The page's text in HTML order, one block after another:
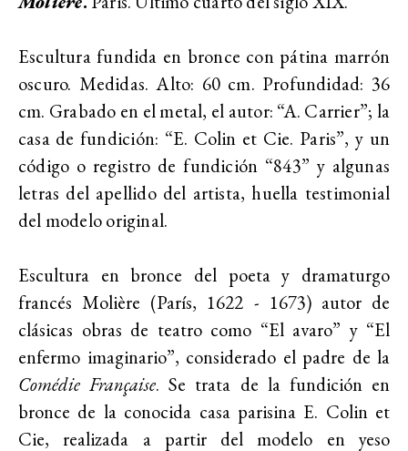
Escultura fundida en bronce con pátina marrón
oscuro. Medidas. Alto: 60 cm. Profundidad: 36
cm. Grabado en el metal, el autor: “A. Carrier”; la
casa de fundición: “E. Colin et Cie. Paris”, y un
código o registro de fundición “843” y algunas
letras del apellido del artista, huella testimonial
del modelo original.
Escultura en bronce del poeta y dramaturgo
francés Molière (París, 1622 - 1673) autor de
clásicas obras de teatro como “El avaro” y “El
enfermo imaginario”, considerado el padre de la
Comédie Française. Se trata de la fundición en
bronce de la conocida casa parisina E. Colin et
Cie, realizada a partir del modelo en yeso